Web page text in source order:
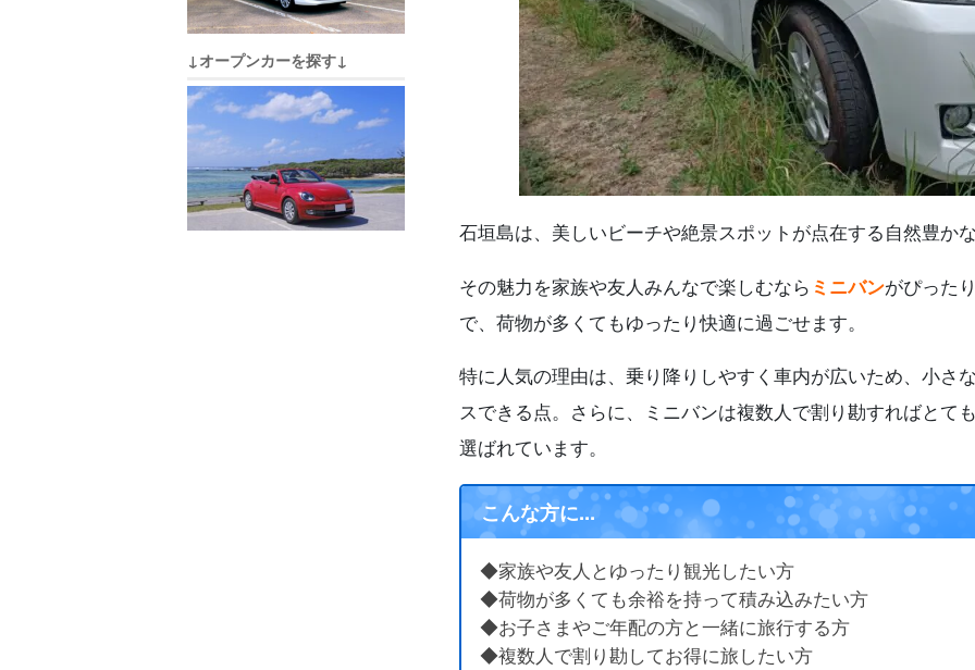
↓オープンカーを探す↓
石垣島は、美しいビーチや絶景スポットが点在する自然豊か
その魅力を家族や友人みんなで楽しむなら ミニバンがぴった
で、荷物が多くてもゆったり快適に過ごせます。
特に人気の理由は、乗り降りしやすく車内が広いため、小さ
スできる点。さらに、ミニバンは複数人で割り勘すればとて
選ばれています。
こんな方に...
◆家族や友人とゆったり観光したい方
◆荷物が多くても余裕を持って積み込みたい方
◆お子さまやご年配の方と一緒に旅行する方
◆複数人で割り勘してお得に旅したい方